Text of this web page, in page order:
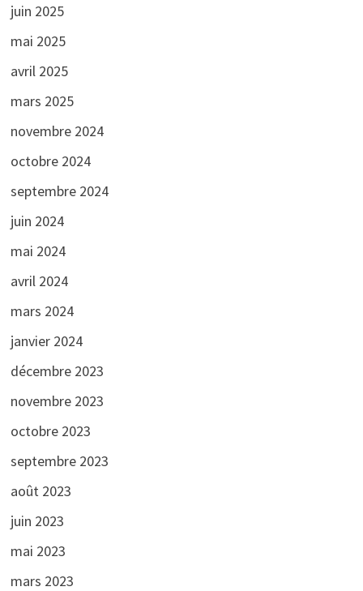
juin 2025
mai 2025
avril 2025
mars 2025
novembre 2024
octobre 2024
septembre 2024
juin 2024
mai 2024
avril 2024
mars 2024
janvier 2024
décembre 2023
novembre 2023
octobre 2023
septembre 2023
août 2023
juin 2023
mai 2023
mars 2023